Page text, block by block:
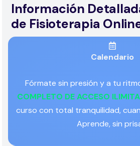
Información
de Fisioterapia
Calendario
Fórmate sin presión y a tu
COMPLETO DE ACCESO
curso con total tranquilidad,
Aprende, sin